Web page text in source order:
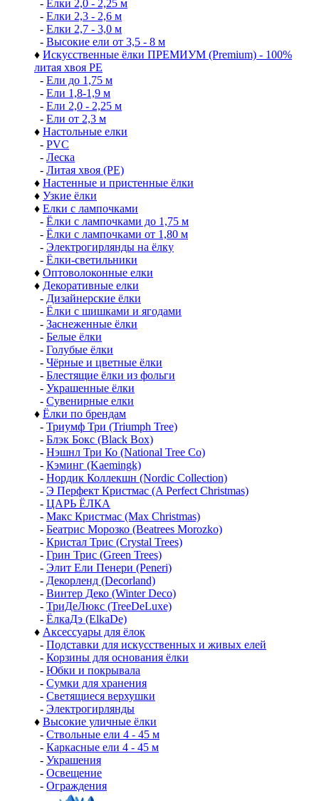
- Елки 2,0 - 2,25 м
- Елки 2,3 - 2,6 м
- Елки 2,7 - 3,0 м
- Высокие ели от 3,5 - 8 м
♦ Искусственные ёлки ПРЕМИУМ (Premium) - 100%
литая хвоя РЕ
- Ели до 1,75 м
- Ели 1,8-1,9 м
- Ели 2,0 - 2,25 м
- Ели от 2,3 м
♦ Настольные елки
- PVC
- Леска
- Литая хвоя (РЕ)
♦ Настенные и пристенные ёлки
♦ Узкие ёлки
♦ Елки с лампочками
- Ёлки с лампочками до 1,75 м
- Ёлки с лампочками от 1,80 м
- Электрогирлянды на ёлку
- Ёлки-светильники
♦ Оптоволоконные елки
♦ Декоративные елки
- Дизайнерские ёлки
- Ёлки с шишками и ягодами
- Заснеженные ёлки
- Белые ёлки
- Голубые ёлки
- Чёрные и цветные ёлки
- Блестящие ёлки из фольги
- Украшенные ёлки
- Сувенирные елки
♦ Ёлки по брендам
- Триумф Три (Triumph Tree)
- Блэк Бокс (Black Box)
- Нэшнл Три Ко (National Tree Co)
- Кэминг (Kaemingk)
- Нордик Коллекшн (Nordic Collection)
- Э Перфект Кристмас (A Perfect Christmas)
- ЦАРЬ ЁЛКА
- Макс Кристмас (Max Christmas)
- Беатрис Морозко (Beatrees Morozko)
- Кристал Трис (Crystal Trees)
- Грин Трис (Green Trees)
- Элит Ели Пенери (Peneri)
- Декорленд (Decorland)
- Винтер Деко (Winter Deco)
- ТриДеЛюкс (TreeDeLuxe)
- ЁлкаДэ (ElkaDe)
♦ Аксессуары для ёлок
- Подставки для искусственных и живых елей
- Корзины для основания ёлки
- Юбки и покрывала
- Сумки для хранения
- Светящиеся верхушки
- Электрогирлянды
♦ Высокие уличные ёлки
- Ствольные ели 4 - 45 м
- Каркасные ели 4 - 45 м
- Украшения
- Освещение
- Ограждения